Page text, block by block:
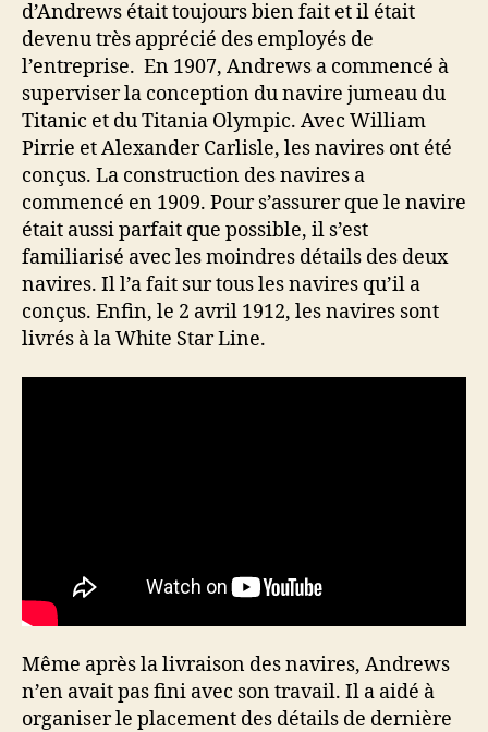
d’Andrews était toujours bien fait et il était
devenu très apprécié des employés de
l’entreprise. En 1907, Andrews a commencé à
superviser la conception du navire jumeau du
Titanic et du Titania Olympic. Avec William
Pirrie et Alexander Carlisle, les navires ont été
conçus. La construction des navires a
commencé en 1909. Pour s’assurer que le navire
était aussi parfait que possible, il s’est
familiarisé avec les moindres détails des deux
navires. Il l’a fait sur tous les navires qu’il a
conçus. Enfin, le 2 avril 1912, les navires sont
livrés à la White Star Line.
Même après la livraison des navires, Andrews
n’en avait pas fini avec son travail. Il a aidé à
organiser le placement des détails de dernière